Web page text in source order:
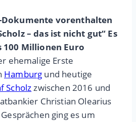
Dokumente vorenthalten
– das ist nicht gut“ Es
Millionen Euro
ehemalige Erste
Hamburg und heutige
Scholzzwischen 2016 und
Christian Olearius
ging es um